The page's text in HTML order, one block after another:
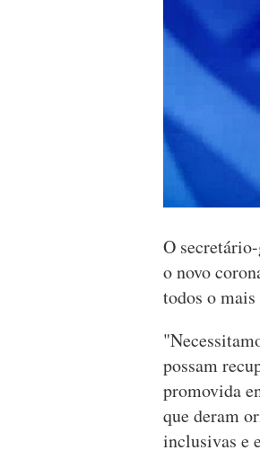
O
o novo
todos o
possam
promovida
que deram
inclusivas e